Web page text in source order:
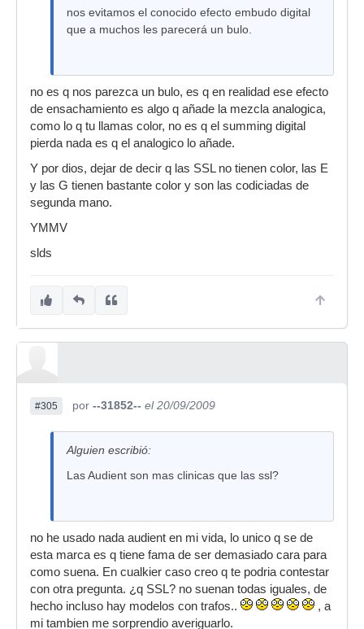
nos evitamos el conocido efecto embudo digital
que a muchos les parecerá un bulo.
no es q nos parezca un bulo, es q en realidad ese efecto
de ensachamiento es algo q añade la mezcla analogica,
como lo q tu llamas color, no es q el summing digital
pierda nada es q el analogico lo añade.
Y por dios, dejar de decir q las SSL no tienen color, las E
y las G tienen bastante color y son las codiciadas de
segunda mano.
YMMV
slds
#305 por --31852-- el 20/09/2009
Alguien escribió:
Las Audient son mas clinicas que las ssl?
no he usado nada audient en mi vida, lo unico q se de
esta marca es q tiene fama de ser demasiado cara para
como suena. En cualkier caso creo q te podria contestar
con otra pregunta. ¿q SSL? no suenan todas iguales, de
hecho incluso hay modelos con trafos..
, a
mi tambien me sorprendio averiguarlo.